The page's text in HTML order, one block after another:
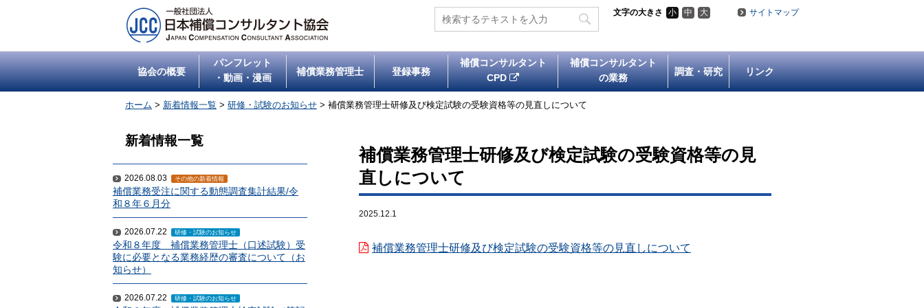
サイトマップ
文字の大きさ 小 中 大
協会の概要
パンフレット
・動画・漫画
補償業務管理士 登録事務
補償コンサルタント
CPD
補償コンサルタント
の業務
調査・研究 リンク
ホーム > 新着情報一覧 > 研修・試験のお知らせ > 補償業務管理士研修及び検定試験の受験資格等の見直しについて
補償業務管理士研修及び検定試験の受験資格等の見
直しについて
2025.12.1
補償業務管理士研修及び検定試験の受験資格等の見直しについて
新着情報一覧
2026.08.03 その他の新着情報
補償業務受注に関する動態調査集計結果/令
和８年６月分
2026.07.22 研修・試験のお知らせ
令和８年度 補償業務管理士（口述試験）受
験に必要となる業務経歴の審査について（お
知らせ）
2026.07.22 研修・試験のお知らせ